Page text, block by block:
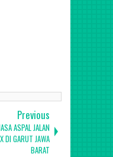
Previous
ASPAL JALAN
DI GARUT JAWA
BARAT